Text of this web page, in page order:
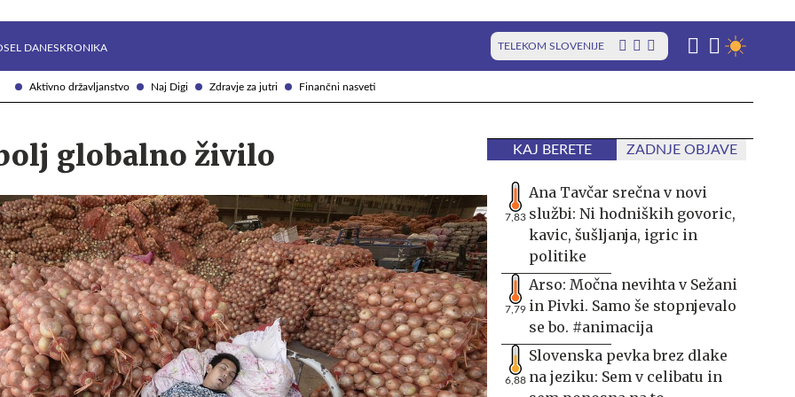
Aktivno državljanstvo Naj Digi Zdravje za jutri Finančni nasveti
DANESKRONIKA TELEKOM SLOVENIJE
globalno živilo KAJ BERETE ZADNJE OBJAVE
7,83
Ana Tavčar srečna v novi
službi: Ni hodniških govoric,
kavic, šušljanja, igric in
politike
7,79
Arso: Močna nevihta v Sežani
in Pivki. Samo še stopnjevalo
se bo. #animacija
6,88
Slovenska pevka brez dlake
na jeziku: Sem v celibatu in